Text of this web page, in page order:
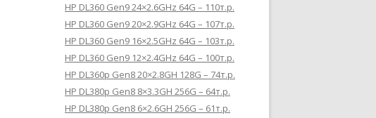
HP DL360 Gen9 24×2.6GHz 64G – 110т.р.
HP DL360 Gen9 20×2.9GHz 64G – 107т.р.
HP DL360 Gen9 16×2.5GHz 64G – 103т.р.
HP DL360 Gen9 12×2.4GHz 64G – 100т.р.
HP DL360p Gen8 20×2.8GH 128G – 74т.р.
HP DL380p Gen8 8×3.3GH 256G – 64т.р.
HP DL380p Gen8 6×2.6GH 256G – 61т.р.